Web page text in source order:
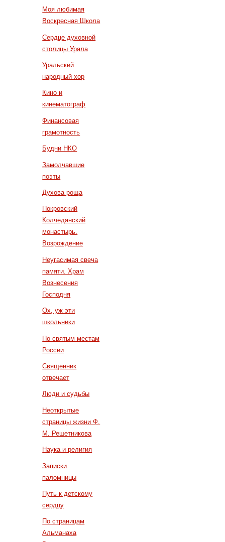
Моя любимая
Воскресная Школа
Сердце духовной
столицы Урала
Уральский
народный хор
Кино и
кинематограф
Финансовая
грамотность
Будни НКО
Замолчавшие
поэты
Духова роща
Покровский
Колчеданский
монастырь.
Возрождение
Неугасимая свеча
памяти. Храм
Вознесения
Господня
Ох, уж эти
школьники
По святым местам
России
Священник
отвечает
Люди и судьбы
Неоткрытые
страницы жизни Ф.
М. Решетникова
Наука и религия
Записки
паломницы
Путь к детскому
сердцу
По страницам
Альманаха